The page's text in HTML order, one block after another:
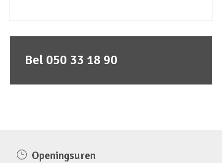
Bel 050 33 18 90
Openingsuren